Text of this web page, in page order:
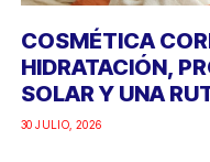
COSMÉTICA
HIDRATACIÓN,
SOLAR Y UNA
30 JULIO, 2026